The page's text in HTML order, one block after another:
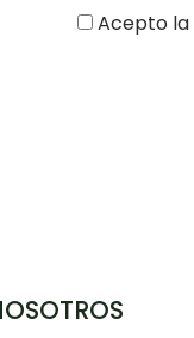
Acepto la